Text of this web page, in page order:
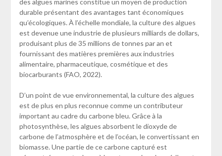
des algues marines constitue un moyen de production
durable présentant des avantages tant économiques
qu’écologiques. À l’échelle mondiale, la culture des algues
est devenue une industrie de plusieurs milliards de dollars,
produisant plus de 35 millions de tonnes par an et
fournissant des matières premières aux industries
alimentaire, pharmaceutique, cosmétique et des
biocarburants (FAO, 2022).
D’un point de vue environnemental, la culture des algues
est de plus en plus reconnue comme un contributeur
important au cadre du carbone bleu. Grâce à la
photosynthèse, les algues absorbent le dioxyde de
carbone de l’atmosphère et de l’océan, le convertissant en
biomasse. Une partie de ce carbone capturé est